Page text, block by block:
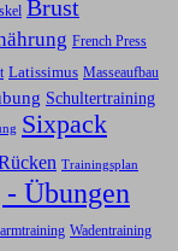
Brust
French Press
Latissimus Masseaufbau
Schultertraining
Sixpack
Trainingsplan
Übungen
Wadentraining